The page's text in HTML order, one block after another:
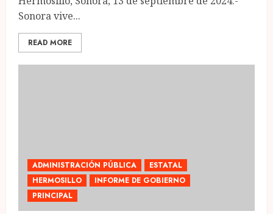
Sonora vive...
READ MORE
ADMINISTRACIÓN PÚBLICA
ESTATAL
HERMOSILLO
INFORME DE GOBIERNO
PRINCIPAL